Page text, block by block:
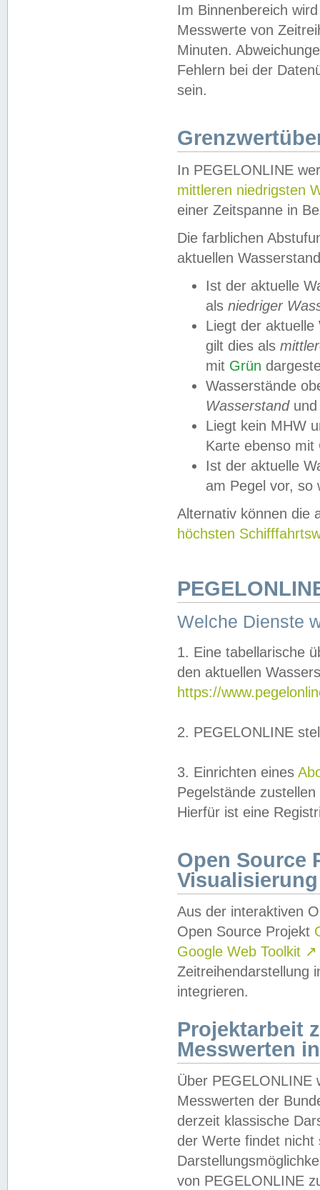
Im Binnenbereich
Messwerte von
Minuten.
Fehlern bei der
sein.
In PEGELONLINE
mittleren niedrigsten
einer Zeitspanne in
Die farblichen
aktuellen
Ist der aktuelle
als niedriger
Liegt der
gilt dies als
mit Grün
Wasserstände
Wasserstandund
Liegt kein MHW
Karte ebenso mit
Ist der aktuelle
am Pegel vor,
Alternativ können die
höchsten
Welche Dienste
1. Eine tabellarische
den aktuellen
https://
2. PEGELONLINE
3. Einrichten eines
Pegelstände
Hierfür ist eine
Open Source
Visualisierung
Aus der interaktiven
Open Source Projekt
Google Web Toolkit ↗
Zeitreihendarstellung
integrieren.
Projektarbeit
Messwerten
Über PEGELONLINE
Messwerten der
derzeit klassische
der Werte findet
von PEGELONLINE